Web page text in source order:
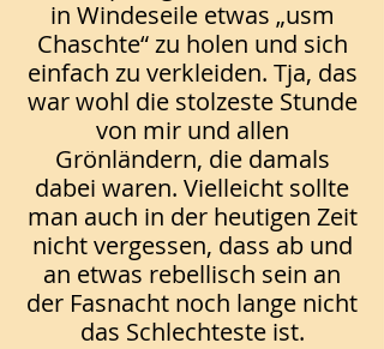
in Windeseile etwas „usm
Chaschte“ zu holen und sich
einfach zu verkleiden. Tja, das
war wohl die stolzeste Stunde
von mir und allen
Grönländern, die damals
dabei waren. Vielleicht sollte
man auch in der heutigen Zeit
nicht vergessen, dass ab und
an etwas rebellisch sein an
der Fasnacht noch lange nicht
das Schlechteste ist.